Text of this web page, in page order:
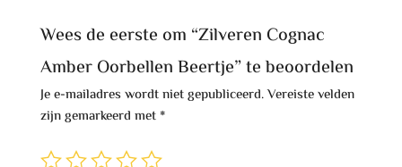
Wees de eerste om “Zilveren Cognac
Amber Oorbellen Beertje” te beoordelen
Je e-mailadres wordt niet gepubliceerd.Vereiste velden
zijn gemarkeerd met*